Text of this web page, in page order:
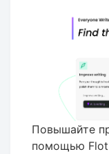
Повышайте
помощью Flot